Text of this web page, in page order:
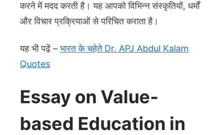
करने में मदद करती है। यह आपको विभिन्न संस्कृतियों, धर्मों
और विचार प्रक्रियाओं से परिचित कराता है।
यह भी पढ़ें – भारत के चहेते Dr. APJ Abdul Kalam
Quotes
Essay on Value-
based Education in